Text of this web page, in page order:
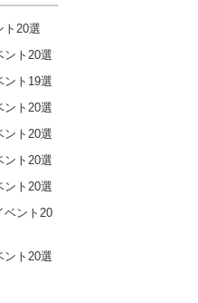
ト20選
ント20選
ント19選
ント20選
ント20選
ント20選
ント20選
ベント20
ント20選